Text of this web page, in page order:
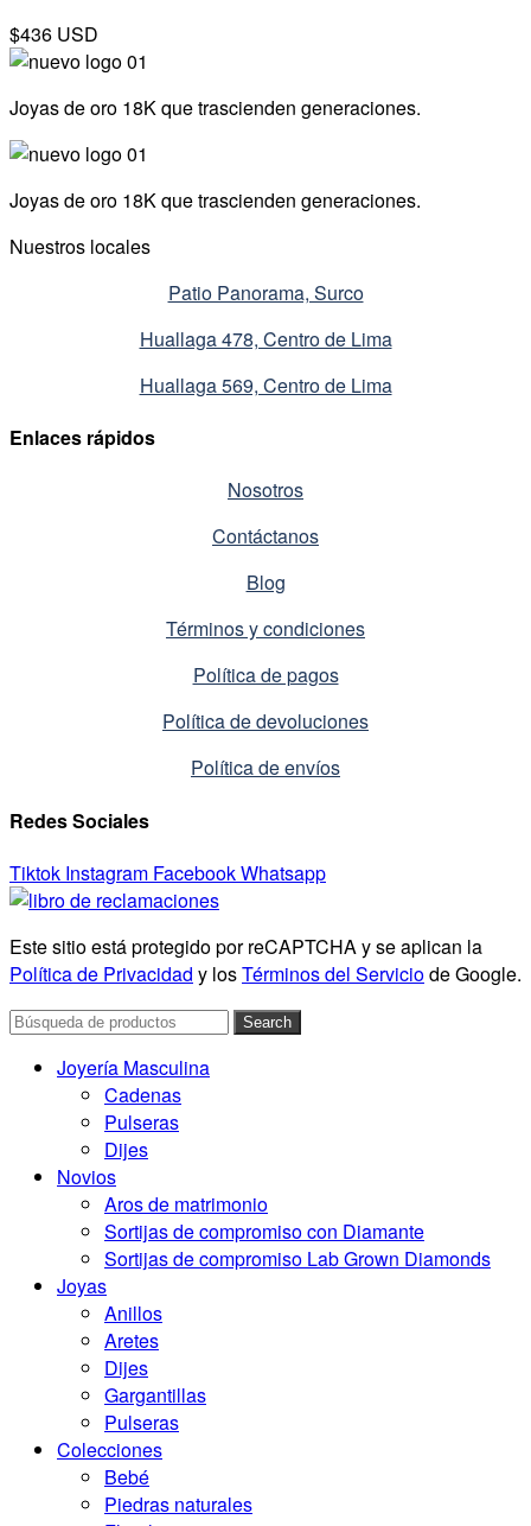
$436 USD
Joyas de oro 18K que trascienden generaciones.
Joyas de oro 18K que trascienden generaciones.
Nuestros locales
Patio Panorama, Surco
Huallaga 478, Centro de Lima
Huallaga 569, Centro de Lima
Enlaces rápidos
Nosotros
Contáctanos
Blog
Términos y condiciones
Política de pagos
Política de devoluciones
Política de envíos
Redes Sociales
Tiktok Instagram FacebookWhatsapp
Este sitio está protegido por reCAPTCHA y se aplican la
Política de Privacidad y losTérminos del Serviciode Google.
Search
Joyería Masculina
Cadenas
Pulseras
Dijes
Novios
Aros de matrimonio
Sortijas de compromiso con Diamante
Sortijas de compromiso Lab Grown Diamonds
Joyas
Anillos
Aretes
Dijes
Gargantillas
Pulseras
Colecciones
Bebé
Piedras naturales